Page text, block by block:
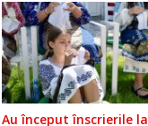
Au început înscrierile la